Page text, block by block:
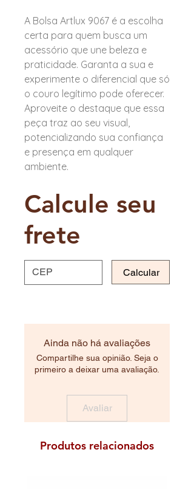
A Bolsa Artlux 9067 é a escolha
certa para quem busca um
acessório que une beleza e
praticidade. Garanta a sua e
experimente o diferencial que só
o couro legítimo pode oferecer.
Aproveite o destaque que essa
peça traz ao seu visual,
potencializando sua confiança
e presença em qualquer
ambiente.
Calcule seu
frete
Calcular
Ainda não há avaliações
Compartilhe sua opinião. Seja o
primeiro a deixar uma avaliação.
Avaliar
Produtos relacionados